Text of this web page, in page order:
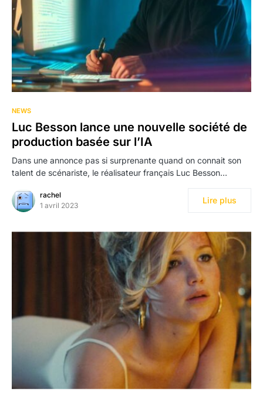
NEWS
Luc Besson lance une nouvelle société de
production basée sur l’IA
Dans une annonce pas si surprenante quand on connait son
talent de scénariste, le réalisateur français Luc Besson…
rachel
1 avril 2023
Lire plus